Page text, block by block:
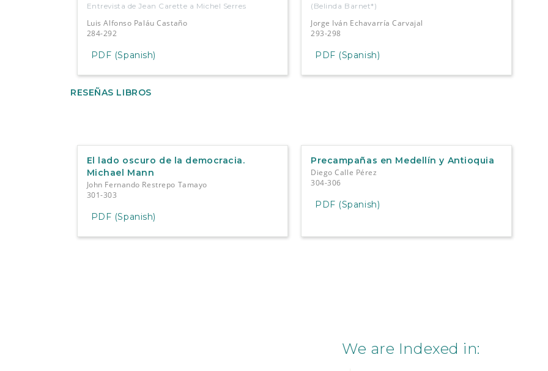
Entrevista de Jean Carette a Michel Serres
Luis Alfonso Paláu Castaño
284-292
PDF (Spanish)
(Belinda Barnet*)
Jorge Iván Echavarría Carvajal
293-298
PDF (Spanish)
RESEÑAS LIBROS
El lado oscuro de la democracia.
Michael Mann
John Fernando Restrepo Tamayo
301-303
PDF (Spanish)
Precampañas en Medellín y Antioquia
Diego Calle Pérez
304-306
PDF (Spanish)
We are Indexed in: